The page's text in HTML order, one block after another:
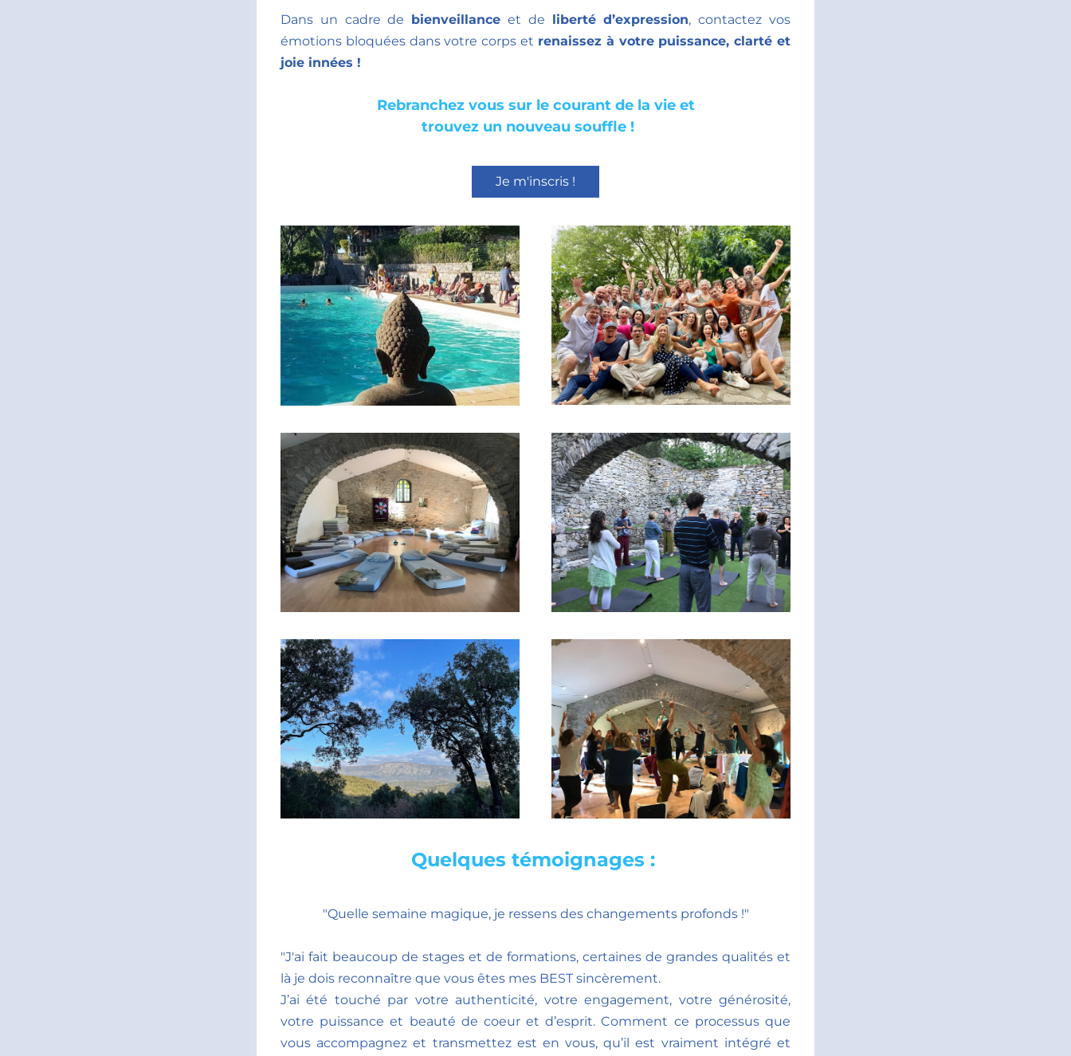
Dans un cadre de bienveillance et de liberté d’expression, contactez vos
émotions bloquées dans votre corps et renaissez à votre puissance, clarté et
joie innées !
Rebranchez vous sur le courant de la vie et
trouvez un nouveau souffle !
Je m'inscris !
Quelques témoignages :
"Quelle semaine magique, je ressens des changements profonds !"
"J'ai fait beaucoup de stages et de formations, certaines de grandes qualités et
là je dois reconnaître que vous êtes mes BEST sincèrement.
J’ai été touché par votre authenticité, votre engagement, votre générosité,
votre puissance et beauté de coeur et d’esprit. Comment ce processus que
vous accompagnez et transmettez est en vous, qu’il est vraiment intégré et